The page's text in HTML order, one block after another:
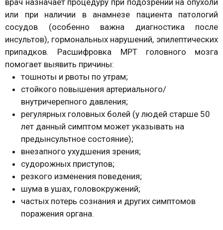
или при наличии в анамнезе пациента патологий
сосудов (особенно важна диагностика после
инсультов), гормональных нарушений, эпилептических
припадков. Расшифровка МРТ головного мозга
помогает выявить причины:
тошноты и рвоты по утрам;
стойкого повышения артериального/
внутричерепного давления;
регулярных головных болей (у людей старше 50
лет данный симптом может указывать на
предынсультное состояние);
внезапного ухудшения зрения;
судорожных приступов;
резкого изменения поведения;
шума в ушах, головокружений;
частых потерь сознания и других симптомов
поражения органа.